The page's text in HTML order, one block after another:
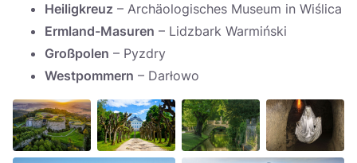
Heiligkreuz – Archäologisches Museum in Wiślica
Ermland-Masuren – Lidzbark Warmiński
Großpolen – Pyzdry
Westpommern – Darłowo